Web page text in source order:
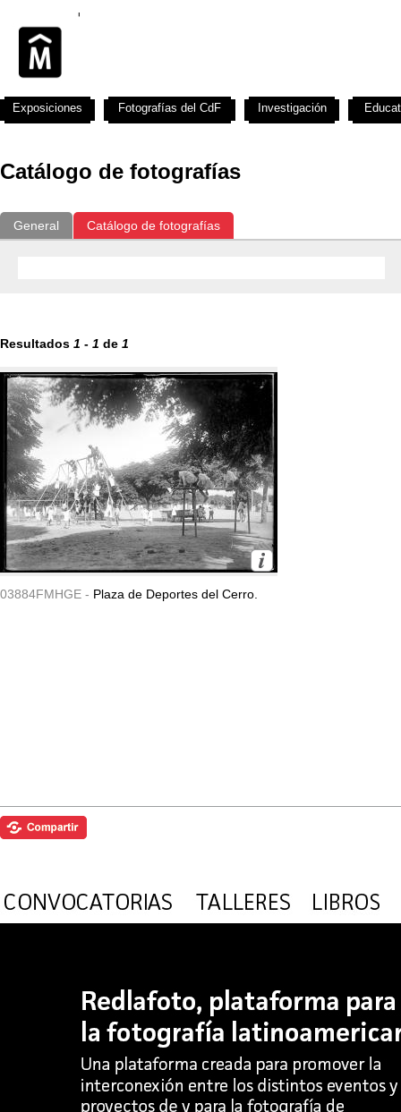
Catálogo de fotografías
General Catálogo de fotografías
Resultados 1 - 1 de 1
03884FMHGE - Plaza de Deportes del Cerro.
Exposiciones Fotografías del CdF Investigación